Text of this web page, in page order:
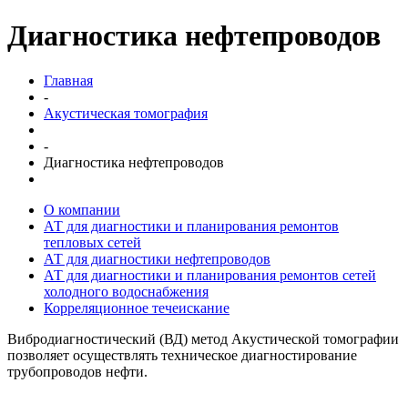
Диагностика нефтепроводов
Главная
-
Акустическая томография
-
Диагностика нефтепроводов
О компании
АТ для диагностики и планирования ремонтов
тепловых сетей
АТ для диагностики нефтепроводов
АТ для диагностики и планирования ремонтов сетей
холодного водоснабжения
Корреляционное течеискание
Вибродиагностический (ВД) метод Акустической томографии
позволяет осуществлять техническое диагностирование
трубопроводов нефти.